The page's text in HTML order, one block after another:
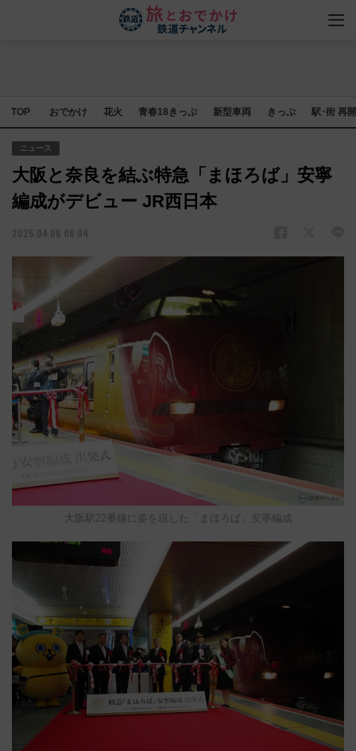
TOP おでかけ 花火 青春18きっぷ 新型車両 きっぷ 駅･街 再
ニュース
大阪と奈良を結ぶ特急「まほろば」安寧
編成がデビュー JR西日本
2025.04.06 06:04
大阪駅22番線に姿を現した「まほろば」安寧編成